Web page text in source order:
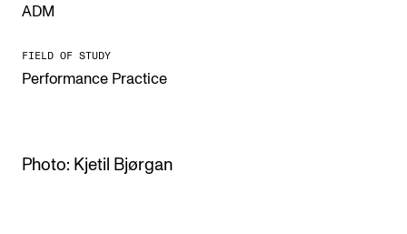
INFO
Contact Us
ADM
FIELD OF STUDY
Performance Practice
Photo: Kjetil Bjørgan